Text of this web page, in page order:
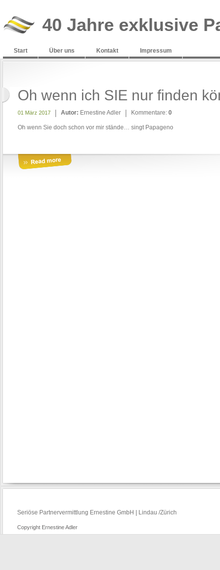
40 Jahre exklusive
Start Über uns Kontakt Impressum
Oh wenn ich SIE nur finden
01 März 2017 Autor: Ernestine Adler Kommentare: 0
Oh wenn Sie doch schon vor mir stände… singt Papageno
Seriöse Partnervermittlung Ernestine GmbH | Lindau /Zürich
Copyright Ernestine Adler